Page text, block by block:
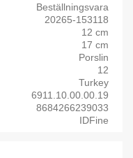
Beställningsvara
20265-153118
12 cm
17 cm
Porslin
12
Turkey
6911.10.00.00.19
8684266239033
IDFine